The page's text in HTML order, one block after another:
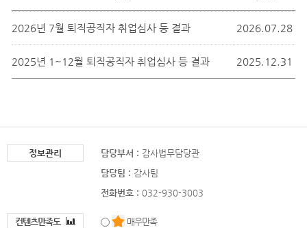
2026년 7월 퇴직공직자 취업심사 등 결과 2026.07.28
2025년 1~12월 퇴직공직자 취업심사 등 결과 2025.12.31
정보관리 담당부서 : 감사법무담당관
담당팀 : 감사팀
전화번호 : 032-930-3003
컨텐츠만족도
매우만족